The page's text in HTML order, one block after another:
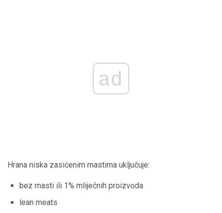
ad
Hrana niska zasićenim mastima uključuje:
bez masti ili 1% mliječnih proizvoda
lean meats